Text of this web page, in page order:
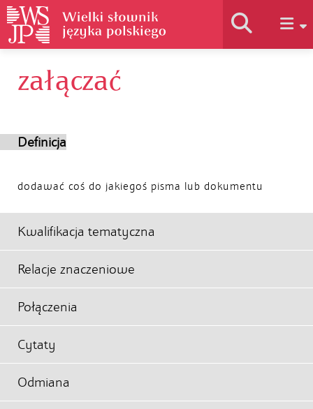
Historia słownika
załączać
Definicja
dodawać coś do jakiegoś pisma lub dokumentu
Kwalifikacja tematyczna
Relacje znaczeniowe
Połączenia
Cytaty
Odmiana